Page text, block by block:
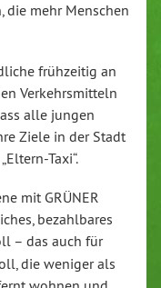
die mehr Menschen
frühzeitig an
Verkehrsmitteln
alle jungen
Ziele in der Stadt
Taxi“.
mit GRÜNER
bezahlbares
– das auch für
die weniger als